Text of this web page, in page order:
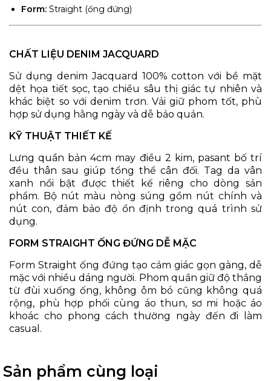
Form: Straight (ống đứng)
CHẤT LIỆU DENIM JACQUARD
Sử dụng denim Jacquard 100% cotton với bề mặt
dệt họa tiết sọc, tạo chiều sâu thị giác tự nhiên và
khác biệt so với denim trơn. Vải giữ phom tốt, phù
hợp sử dụng hằng ngày và dễ bảo quản.
KỸ THUẬT THIẾT KẾ
Lưng quần bản 4cm may điều 2 kim, pasant bố trí
đều thân sau giúp tổng thể cân đối. Tag da vân
xanh nổi bật được thiết kế riêng cho dòng sản
phẩm. Bộ nút màu nòng súng gồm nút chính và
nút con, đảm bảo độ ổn định trong quá trình sử
dụng.
FORM STRAIGHT ỐNG ĐỨNG DỄ MẶC
Form Straight ống đứng tạo cảm giác gọn gàng, dễ
mặc với nhiều dáng người. Phom quần giữ độ thẳng
từ đùi xuống ống, không ôm bó cũng không quá
rộng, phù hợp phối cùng áo thun, sơ mi hoặc áo
khoác cho phong cách thường ngày đến đi làm
casual.
Sản phẩm cùng loại